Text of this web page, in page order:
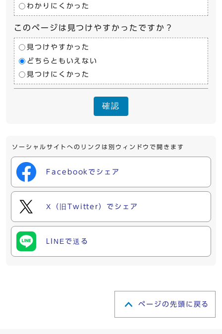
わかりにくかった
このページは見つけやすかったですか？
見つけやすかった
どちらともいえない
見つけにくかった
確認
ソーシャルサイトへのリンクは別ウィンドウで開きます
Facebookでシェア
X（旧Twitter）でシェア
LINEで送る
ページの先頭に戻る